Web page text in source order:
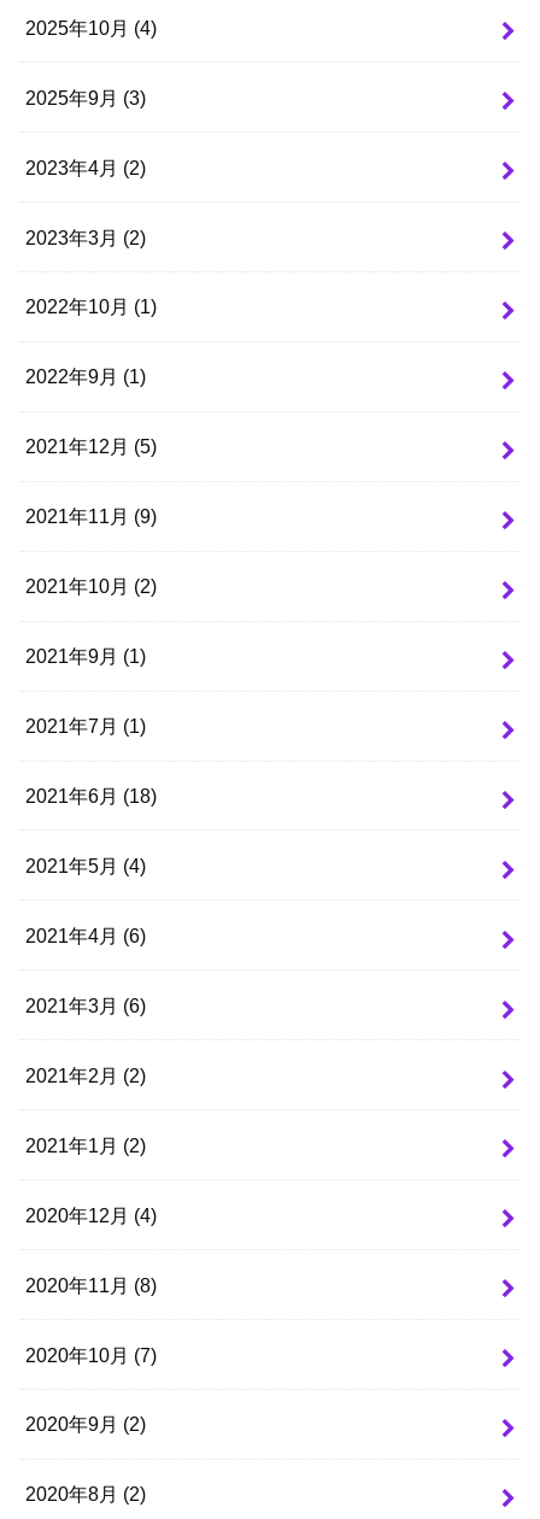
2025年10月 (4)
2025年9月 (3)
2023年4月 (2)
2023年3月 (2)
2022年10月 (1)
2022年9月 (1)
2021年12月 (5)
2021年11月 (9)
2021年10月 (2)
2021年9月 (1)
2021年7月 (1)
2021年6月 (18)
2021年5月 (4)
2021年4月 (6)
2021年3月 (6)
2021年2月 (2)
2021年1月 (2)
2020年12月 (4)
2020年11月 (8)
2020年10月 (7)
2020年9月 (2)
2020年8月 (2)